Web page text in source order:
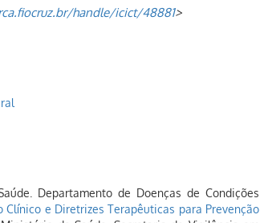
handle/icict/48881>
Departamento de Doenças de Condições
Clínico e Diretrizes Terapêuticas para Prevenção